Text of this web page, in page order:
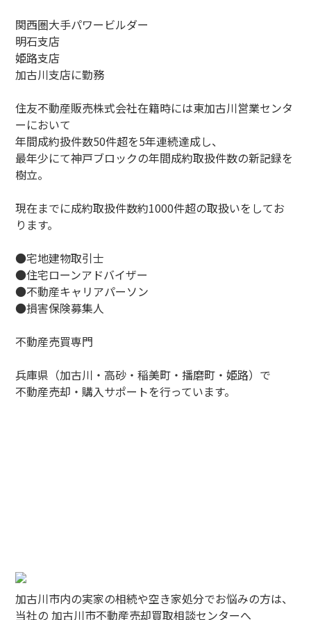
関西圏大手パワービルダー
明石支店
姫路支店
加古川支店に勤務
住友不動産販売株式会社在籍時には東加古川営業センタ
ーにおいて
年間成約扱件数50件超を5年連続達成し、
最年少にて神戸ブロックの年間成約取扱件数の新記録を
樹立。
現在までに成約取扱件数約1000件超の取扱いをしてお
ります。
●宅地建物取引士
●住宅ローンアドバイザー
●不動産キャリアパーソン
●損害保険募集人
不動産売買専門
兵庫県（加古川・高砂・稲美町・播磨町・姫路）で
不動産売却・購入サポートを行っています。
加古川市内の実家の相続や空き家処分でお悩みの方は、
当社の 加古川市不動産売却買取相談センターへ